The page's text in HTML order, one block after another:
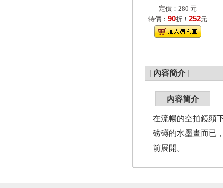
定價：280 元
特價： 90折！ 252元
| 內容簡介 |
內容簡介
在流暢的空拍鏡頭
磅礡的水墨畫而已
前展開。